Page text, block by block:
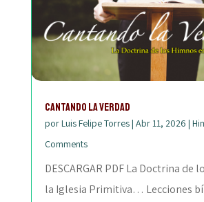
Cantando la Verdad
porLuis Felipe Torres| Abr 11, 2026 |
Comments
DESCARGAR PDF La Doctrina de
la Iglesia Primitiva… Lecciones